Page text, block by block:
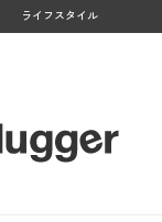
ライフスタイル